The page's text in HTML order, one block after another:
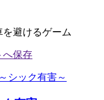
避けるゲーム